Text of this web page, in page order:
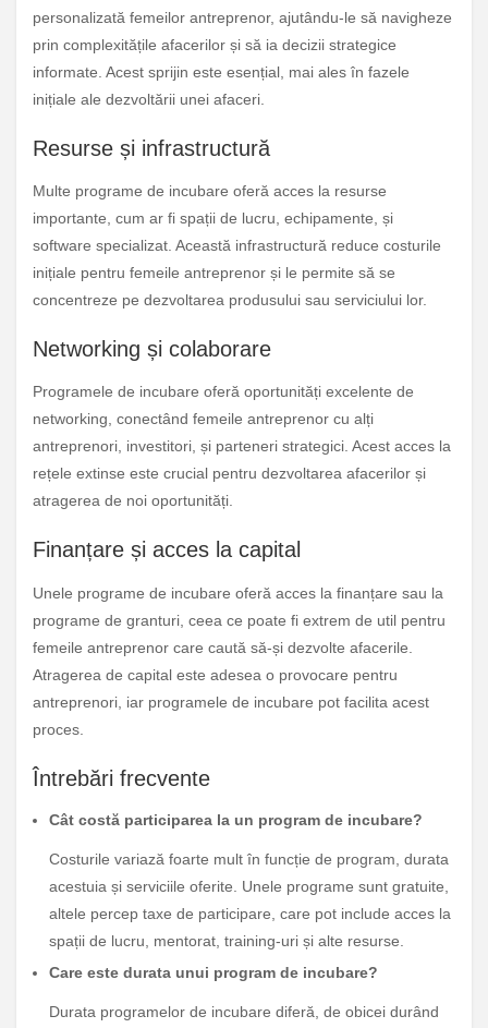
personalizată femeilor antreprenor, ajutându-le să navigheze
prin complexitățile afacerilor și să ia decizii strategice
informate. Acest sprijin este esențial, mai ales în fazele
inițiale ale dezvoltării unei afaceri.
Resurse și infrastructură
Multe programe de incubare oferă acces la resurse
importante, cum ar fi spații de lucru, echipamente, și
software specializat. Această infrastructură reduce costurile
inițiale pentru femeile antreprenor și le permite să se
concentreze pe dezvoltarea produsului sau serviciului lor.
Networking și colaborare
Programele de incubare oferă oportunități excelente de
networking, conectând femeile antreprenor cu alți
antreprenori, investitori, și parteneri strategici. Acest acces la
rețele extinse este crucial pentru dezvoltarea afacerilor și
atragerea de noi oportunități.
Finanțare și acces la capital
Unele programe de incubare oferă acces la finanțare sau la
programe de granturi, ceea ce poate fi extrem de util pentru
femeile antreprenor care caută să-și dezvolte afacerile.
Atragerea de capital este adesea o provocare pentru
antreprenori, iar programele de incubare pot facilita acest
proces.
Întrebări frecvente
Cât costă participarea la un program de incubare?
Costurile variază foarte mult în funcție de program, durata
acestuia și serviciile oferite. Unele programe sunt gratuite,
altele percep taxe de participare, care pot include acces la
spații de lucru, mentorat, training-uri și alte resurse.
Care este durata unui program de incubare?
Durata programelor de incubare diferă, de obicei durând